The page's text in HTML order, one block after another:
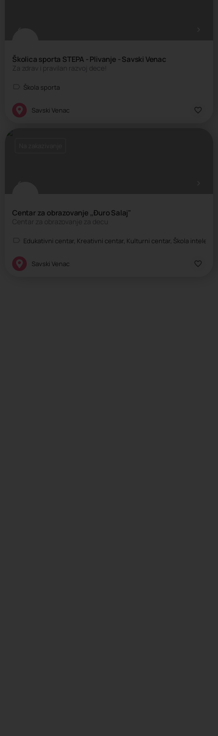
Školica sporta STEPA - Plivanje - Savski Venac
Za zdrav i pravilan razvoj dece!
Škola sporta
Savski Venac
Centar za obrazovanje ,,Đuro Salaj"
Centar za obrazovanje za decu
Edukativni centar, Kreativni centar, Kulturni centar, Škola
Savski Venac